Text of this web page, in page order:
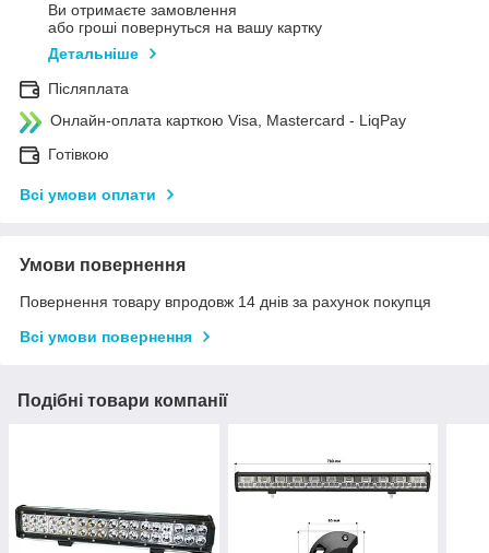
Ви отримаєте замовлення
або гроші повернуться на вашу картку
Детальніше
Післяплата
Онлайн-оплата карткою Visa, Mastercard - LiqPay
Готівкою
Всі умови оплати
Умови повернення
Повернення товару впродовж 14 днів за рахунок покупця
Всі умови повернення
Подібні товари компанії